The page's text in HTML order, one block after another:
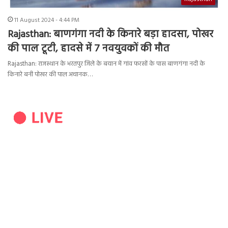
11 August 2024 - 4:44 PM
Rajasthan: बाणगंगा नदी के किनारे बड़ा हादसा, पोखर
की पाल टूटी, हादसे में 7 नवयुवकों की मौत
Rajasthan: राजस्थान के भरतपुर जिले के बयान में गांव फरसों के पास बाणगंगा नदी के
किनारे बनी पोखर की पाल अचानक…